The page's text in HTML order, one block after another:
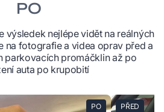
PO
výsledek nejlépe vidět na reálných
na fotografie a videa oprav před a
promáčklin až po
auta po krupobití
PO PŘED